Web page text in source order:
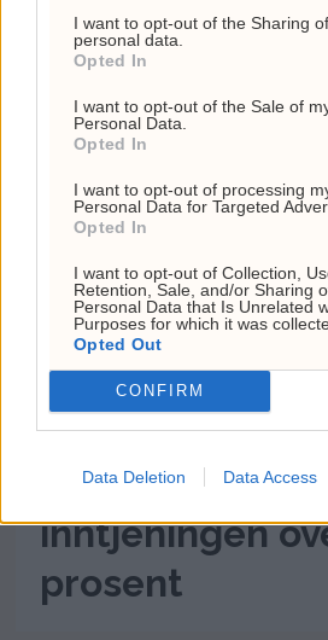
I want to opt-out of the Sharing
personal data.
Opted In
I want to opt-out of the Sale of
Personal Data.
Opted In
I want to opt-out of processing
Personal Data for Targeted
Opted In
I want to opt-out of Collection,
Retention, Sale, and/or Sharing
Personal Data that Is Unrelated
Purposes for which it was
Opted Out
CONFIRM
Data Deletion Data Access
Vedum åpner for
dieselkutt
Nintendo økte
inntjeningen
prosent